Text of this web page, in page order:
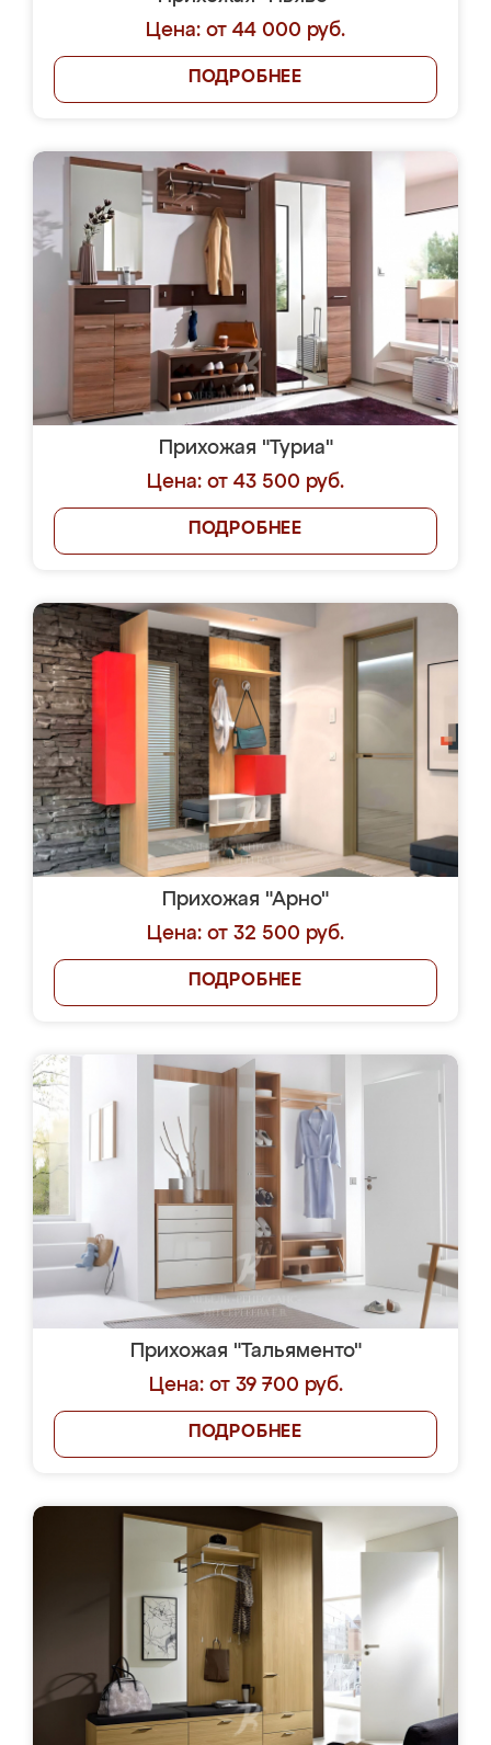
Цена: от 44 000 руб.
ПОДРОБНЕЕ
Прихожая "Туриа"
Цена: от 43 500 руб.
ПОДРОБНЕЕ
Прихожая "Арно"
Цена: от 32 500 руб.
ПОДРОБНЕЕ
Прихожая "Тальяменто"
Цена: от 39 700 руб.
ПОДРОБНЕЕ